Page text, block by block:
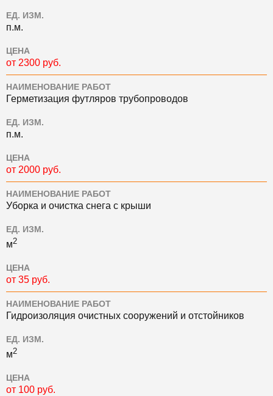
ЕД. ИЗМ.
п.м.
ЦЕНА
от 2300 руб.
НАИМЕНОВАНИЕ РАБОТ
Герметизация футляров трубопроводов
ЕД. ИЗМ.
п.м.
ЦЕНА
от 2000 руб.
НАИМЕНОВАНИЕ РАБОТ
Уборка и очистка снега с крыши
ЕД. ИЗМ.
м2
ЦЕНА
от 35 руб.
НАИМЕНОВАНИЕ РАБОТ
Гидроизоляция очистных сооружений и отстойников
ЕД. ИЗМ.
м2
ЦЕНА
от 100 руб.